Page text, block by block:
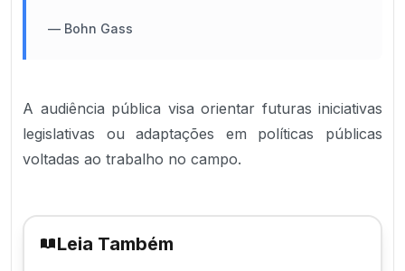
— Bohn Gass
A audiência pública visa orientar futuras iniciativas
legislativas ou adaptações em políticas públicas
voltadas ao trabalho no campo.
Leia Também